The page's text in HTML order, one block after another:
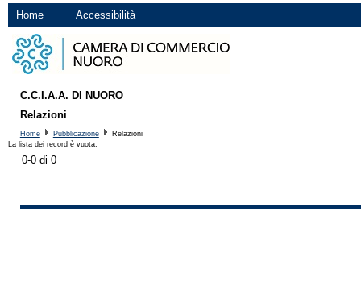
Home Accessibilità
C.C.I.A.A. DI NUORO
Relazioni
Home Pubblicazione
Relazioni
La lista dei record è vuota.
0-0 di 0